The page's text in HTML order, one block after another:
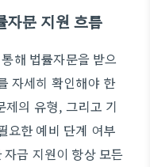
자문 지원 흐름
해 법률자문을 받으
자세히 확인해야 한
의 유형, 그리고 기
요한 예비 단계 여부
금 지원이 항상 모든